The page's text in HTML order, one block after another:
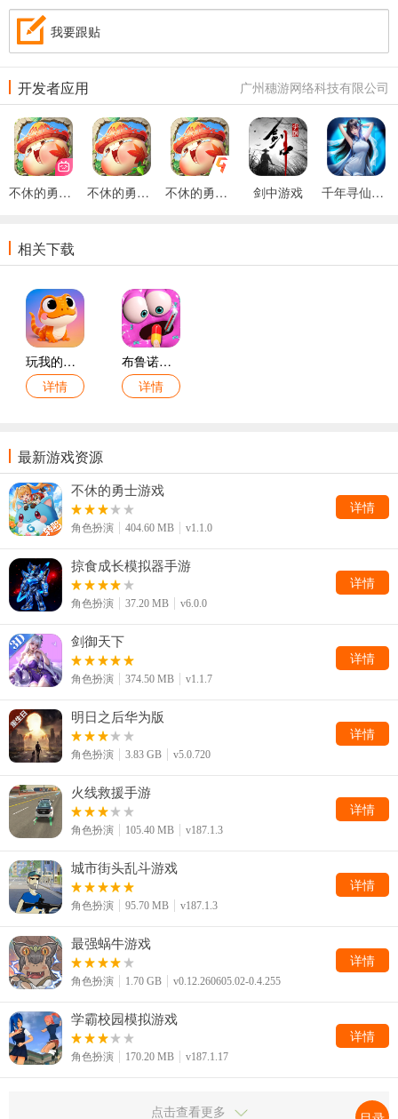
我要跟贴
广州穗游网络科技有限公司
开发者应用
不休的勇士b服 不休的勇士小米版 不休的勇士手游 剑中游戏 千年寻仙手游
相关下载
玩我的宠物手游
详情
布鲁诺：我的超级史莱姆宠物手游
详情
最新游戏资源
不休的勇士游戏
角色扮演 404.60 MB v1.1.0
详情
掠食成长模拟器手游
角色扮演 37.20 MB v6.0.0
详情
剑御天下
角色扮演 374.50 MB v1.1.7
详情
明日之后华为版
角色扮演 3.83 GB v5.0.720
详情
火线救援手游
角色扮演 105.40 MB v187.1.3
详情
城市街头乱斗游戏
角色扮演 95.70 MB v187.1.3
详情
最强蜗牛游戏
角色扮演 1.70 GB v0.12.260605.02-0.4.255
详情
学霸校园模拟游戏
角色扮演 170.20 MB v187.1.17
详情
点击查看更多